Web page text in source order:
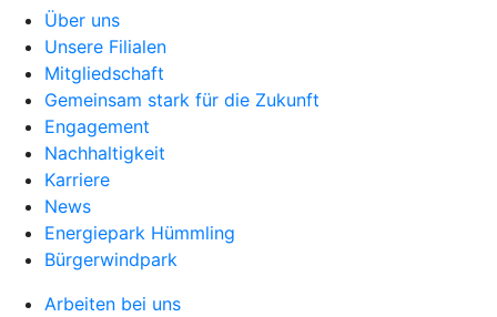
Über uns
Unsere Filialen
Mitgliedschaft
Gemeinsam stark für die Zukunft
Engagement
Nachhaltigkeit
Karriere
News
Energiepark Hümmling
Bürgerwindpark
Arbeiten bei uns